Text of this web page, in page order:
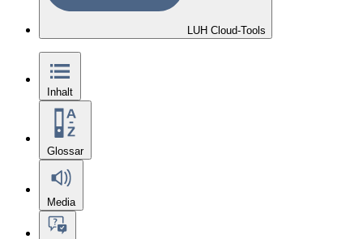
LUH Cloud-Tools
Inhalt
Glossar
Media